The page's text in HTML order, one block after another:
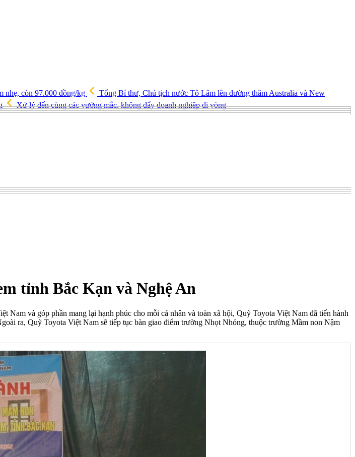
nhẹ, còn 97.000 đồng/kg
Tổng Bí thư, Chủ tịch nước Tô Lâm lên đường thăm Australia và New
Xử lý đến cùng các vướng mắc, không đẩy doanh nghiệp đi vòng
tỉnh Bắc Kạn và Nghệ An
Nam và góp phần mang lại hạnh phúc cho mỗi cá nhân và toàn xã hội, Quỹ Toyota Việt Nam đã tiến hành
ra, Quỹ Toyota Việt Nam sẽ tiếp tục bàn giao điểm trường Nhọt Nhóng, thuộc trường Mầm non Nậm